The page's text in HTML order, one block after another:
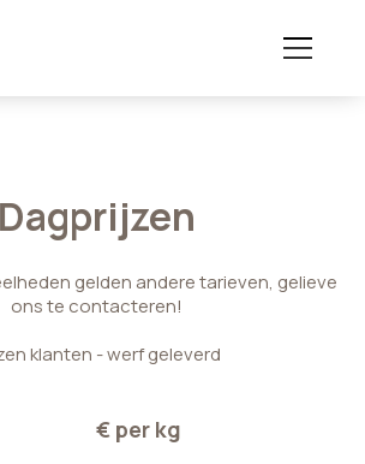
Dagprijzen
gelden andere tarieven, gelieve
ons te contacteren!
klanten - werf geleverd
€ per kg